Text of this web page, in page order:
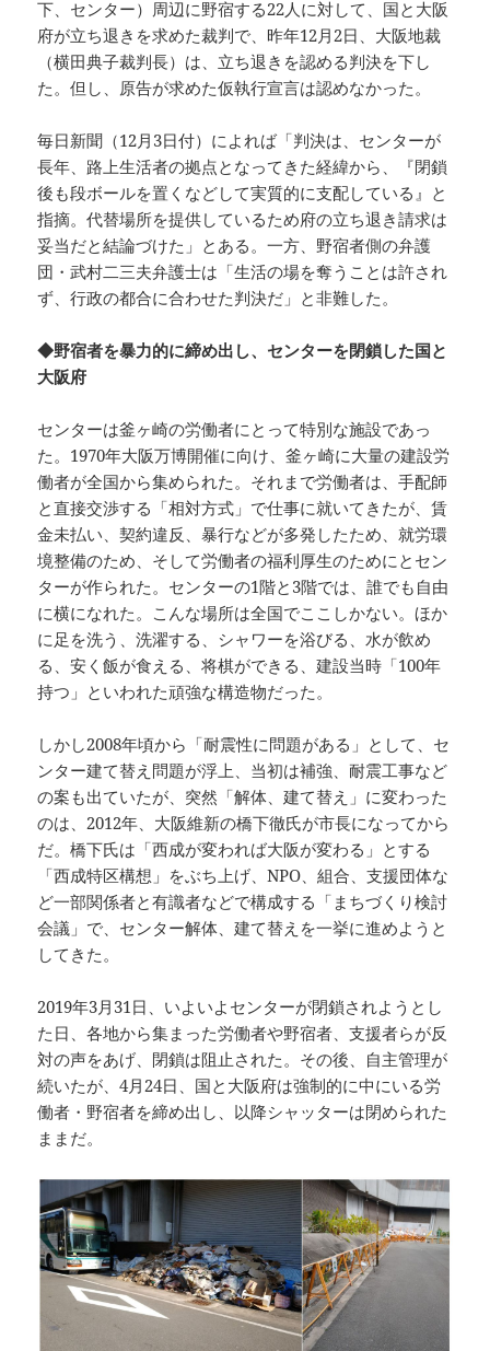
下、センター）周辺に野宿する22人に対して、国と大阪
府が立ち退きを求めた裁判で、昨年12月2日、大阪地裁
（横田典子裁判長）は、立ち退きを認める判決を下し
た。但し、原告が求めた仮執行宣言は認めなかった。
毎日新聞（12月3日付）によれば「判決は、センターが
長年、路上生活者の拠点となってきた経緯から、『閉鎖
後も段ボールを置くなどして実質的に支配している』と
指摘。代替場所を提供しているため府の立ち退き請求は
妥当だと結論づけた」とある。一方、野宿者側の弁護
団・武村二三夫弁護士は「生活の場を奪うことは許され
ず、行政の都合に合わせた判決だ」と非難した。
◆野宿者を暴力的に締め出し、センターを閉鎖した国と
大阪府
センターは釜ヶ崎の労働者にとって特別な施設であっ
た。1970年大阪万博開催に向け、釜ヶ崎に大量の建設労
働者が全国から集められた。それまで労働者は、手配師
と直接交渉する「相対方式」で仕事に就いてきたが、賃
金未払い、契約違反、暴行などが多発したため、就労環
境整備のため、そして労働者の福利厚生のためにとセン
ターが作られた。センターの1階と3階では、誰でも自由
に横になれた。こんな場所は全国でここしかない。ほか
に足を洗う、洗濯する、シャワーを浴びる、水が飲め
る、安く飯が食える、将棋ができる、建設当時「100年
持つ」といわれた頑強な構造物だった。
しかし2008年頃から「耐震性に問題がある」として、セ
ンター建て替え問題が浮上、当初は補強、耐震工事など
の案も出ていたが、突然「解体、建て替え」に変わった
のは、2012年、大阪維新の橋下徹氏が市長になってから
だ。橋下氏は「西成が変われば大阪が変わる」とする
「西成特区構想」をぶち上げ、NPO、組合、支援団体な
ど一部関係者と有識者などで構成する「まちづくり検討
会議」で、センター解体、建て替えを一挙に進めようと
してきた。
2019年3月31日、いよいよセンターが閉鎖されようとし
た日、各地から集まった労働者や野宿者、支援者らが反
対の声をあげ、閉鎖は阻止された。その後、自主管理が
続いたが、4月24日、国と大阪府は強制的に中にいる労
働者・野宿者を締め出し、以降シャッターは閉められた
ままだ。